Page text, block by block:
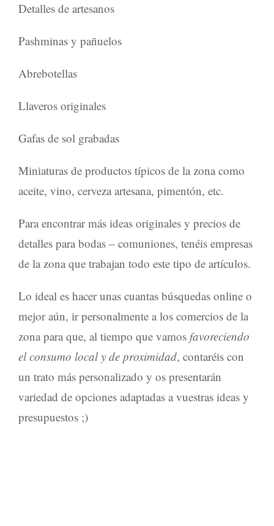
Detalles de artesanos
Pashminas y pañuelos
Abrebotellas
Llaveros originales
Gafas de sol grabadas
Miniaturas de productos típicos de la zona como
aceite, vino, cerveza artesana, pimentón, etc.
Para encontrar más ideas originales y precios de
detalles para bodas – comuniones, tenéis empresas
de la zona que trabajan todo este tipo de artículos.
Lo ideal es hacer unas cuantas búsquedas online o
mejor aún, ir personalmente a los comercios de la
zona para que, al tiempo que vamos favoreciendo
el consumo local y de proximidad, contaréis con
un trato más personalizado y os presentarán
variedad de opciones adaptadas a vuestras ideas y
presupuestos ;)